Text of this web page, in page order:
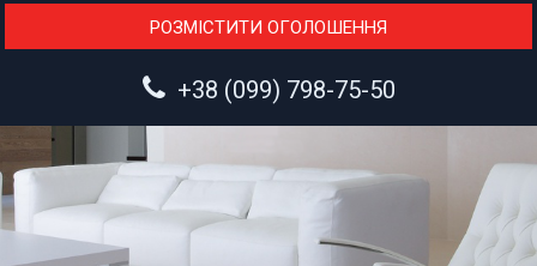
РОЗМІСТИТИ ОГОЛОШЕННЯ
+38 (099) 798-75-50